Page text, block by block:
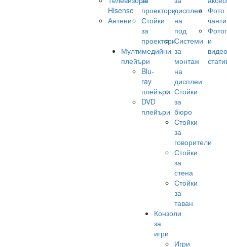
Hisense
Антени
проектори
Стойки
за
проектори
Мултимедийни
плейъри
Blu-
ray
плейъри
DVD
плейъри
дисплеи
на
под
Системи
за
монтаж
на
дисплеи
Стойки
за
бюро
Стойки
за
говорители
Стойки
за
стена
Стойки
за
таван
Конзоли
за
игри
Игри
Фото
чанти
и
видео